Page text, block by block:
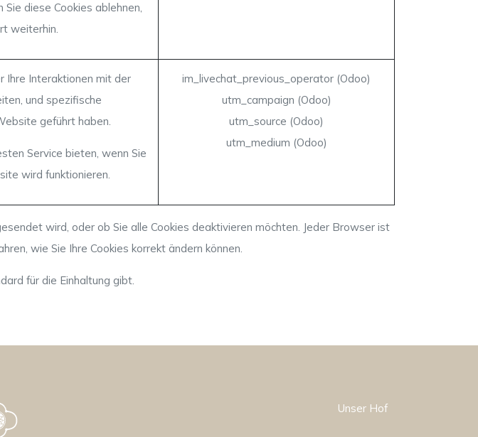
diese Cookies ablehnen,
weiterhin.
Ihre Interaktionen mit der
und spezifische
geführt haben.
Service bieten, wenn Sie
wird funktionieren.
im_livechat_previous_operator (Odoo)
utm_campaign (Odoo)
utm_source (Odoo)
utm_medium (Odoo)
wird, oder ob Sie alle Cookies deaktivieren möchten. Jeder Browser ist
wie Sie Ihre Cookies korrekt ändern können.
für die Einhaltung gibt.
Unser Hof